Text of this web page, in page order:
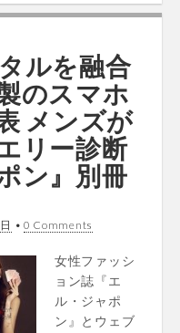
ルを融合
のスマホ
メンズが
リー診断
ン』別冊
• 0 Comments
女性ファッシ
ョン誌『エ
ル・ジャポ
ン』とウェブ